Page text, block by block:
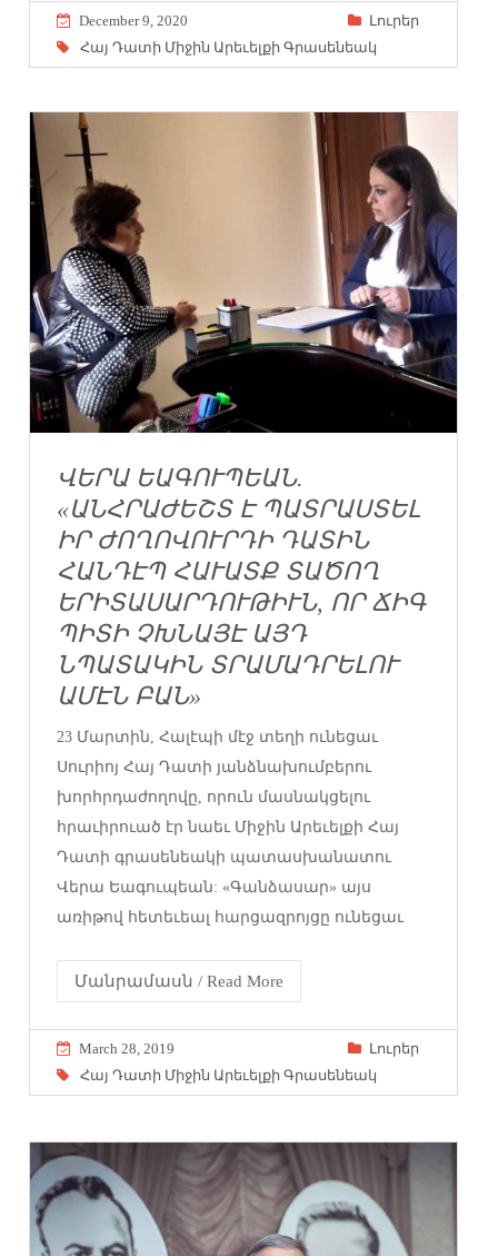
December 9, 2020
Լուրեր
Հայ Դատի Միջին Արեւելքի Գրասենեակ
ՎԵՐԱ ԵԱԳՈՒՊԵԱՆ.
«ԱՆՀՐԱԺԵՇՏ Է ՊԱՏՐԱՍՏԵԼ
ԻՐ ԺՈՂՈՎՈՒՐԴԻ ԴԱՏԻՆ
ՀԱՆԴԷՊ ՀԱՒԱՏՔ ՏԱԾՈՂ
ԵՐԻՏԱՍԱՐԴՈՒԹԻՒՆ, ՈՐ ՃԻԳ
ՊԻՏԻ ՉԽՆԱՅԷ ԱՅԴ
ՆՊԱՏԱԿԻՆ ՏՐԱՄԱԴՐԵԼՈՒ
ԱՄԷՆ ԲԱՆ»
23 Մարտին, Հալէպի մէջ տեղի ունեցաւ
Սուրիոյ Հայ Դատի յանձնախումբերու
խորհրդաժողովը, որուն մասնակցելու
հրաւիրուած էր նաեւ Միջին Արեւելքի Հայ
Դատի գրասենեակի պատասխանատու
Վերա Եագուպեան: «Գանձասար» այս
առիթով հետեւեալ հարցազրոյցը ունեցաւ
Մանրամասն / Read More
March 28, 2019
Լուրեր
Հայ Դատի Միջին Արեւելքի Գրասենեակ